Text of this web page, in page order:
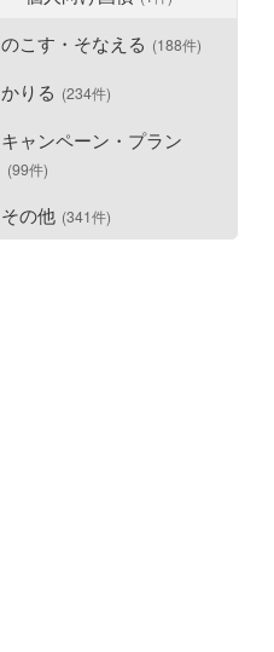
のこす・そなえる (188件)
かりる (234件)
キャンペーン・プラン
(99件)
その他 (341件)